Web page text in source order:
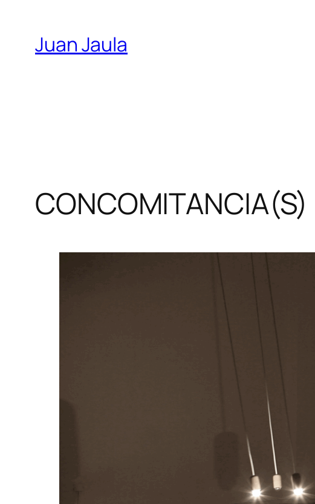
contentJuan Jaula
CONCOMITANCIA(S)